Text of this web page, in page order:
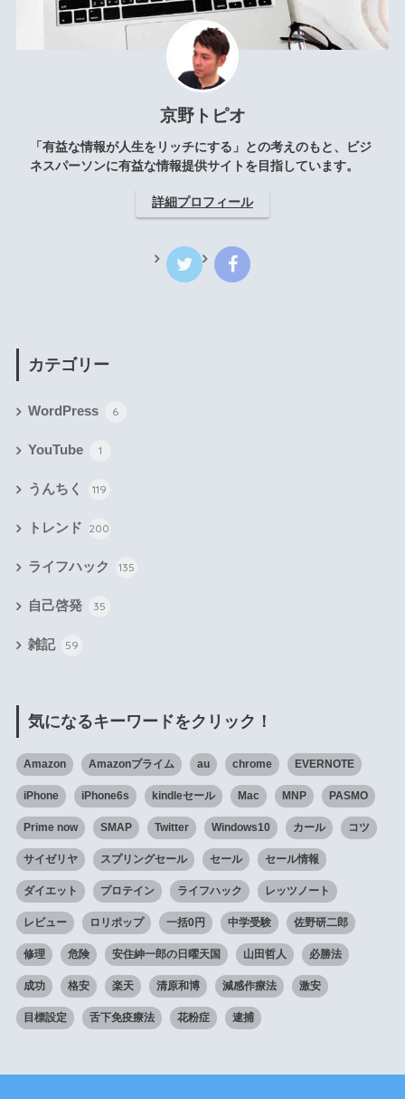
京野トピオ
「有益な情報が人生をリッチにする」との考えのもと、ビジ
ネスパーソンに有益な情報提供サイトを目指しています。
詳細プロフィール
カテゴリー
WordPress 6
YouTube 1
うんちく 119
トレンド 200
ライフハック 135
自己啓発 35
雑記 59
気になるキーワードをクリック！
Amazon Amazonプライム au chrome EVERNOTE
iPhone iPhone6s kindleセール Mac MNP PASMO
Prime now SMAP Twitter Windows10 カール コツ
サイゼリヤ スプリングセール セール セール情報
ダイエット プロテイン ライフハック レッツノート
レビュー ロリポップ 一括0円 中学受験 佐野研二郎
修理 危険 安住紳一郎の日曜天国 山田哲人 必勝法
成功 格安 楽天 清原和博 減感作療法 激安
目標設定 舌下免疫療法 花粉症 逮捕